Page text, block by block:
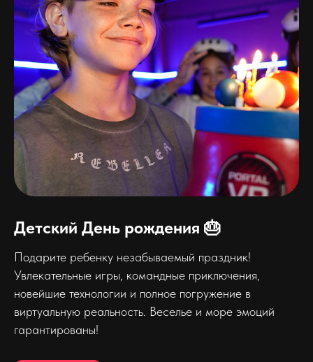
Детский День рождения 🎂
Подарите ребенку незабываемый праздник!
Увлекательные игры, командные приключения,
новейшие технологии и полное погружение в
виртуальную реальность. Веселье и море эмоций
гарантированы!